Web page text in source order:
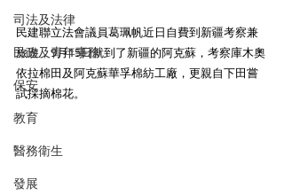
司法及法律
民政及青年事務
保安
教育
醫務衛生
發展
民建聯立法會議員葛珮帆近日自費到新疆考察兼
旅遊，9月15日就到了新疆的阿克蘇，考察庫木奧
依拉棉田及阿克蘇華孚棉紡工廠，更親自下田嘗
試採摘棉花。